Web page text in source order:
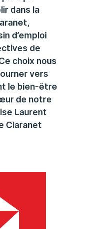
dans la
d’emploi
de
choix nous
vers
le bien-être
de notre
Laurent
Claranet